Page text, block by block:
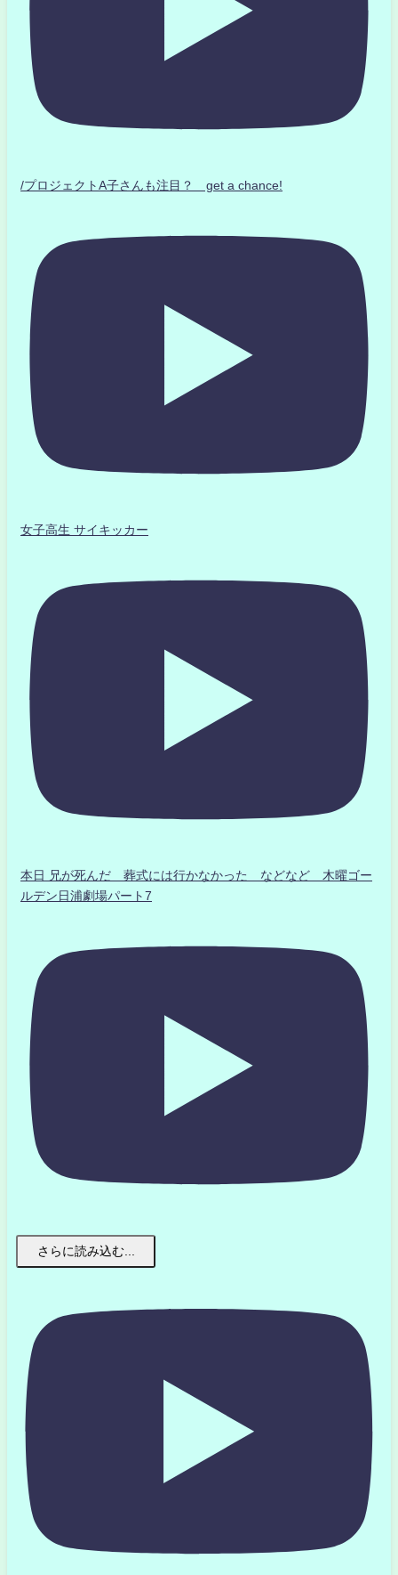
/プロジェクトA子さんも注目？ get a chance!
女子高生 サイキッカー
本日 兄が死んだ 葬式には行かなかった などなど 木曜ゴー
ルデン日浦劇場パート7
さらに読み込む...